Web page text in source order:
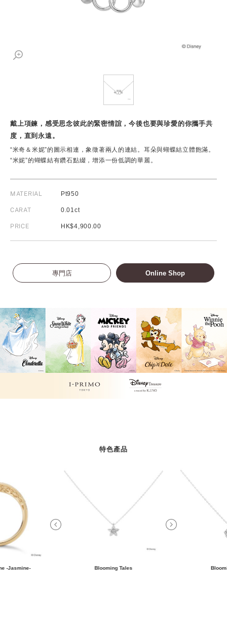
戴上項鍊，感受思念彼此的緊密情誼，今後也要與珍愛的你攜手共
度，直到永遠。
“米奇＆米妮”的圖示相連，象徵著兩人的連結。耳朵與蝴蝶結立體飽滿。
“米妮”的蝴蝶結有鑽石點綴，增添一份低調的華麗。
MATERIAL Pt950
CARAT 0.01ct
PRICE HK$4,900.00
專門店 Online Shop
特色產品
-Jasmine- Blooming Tales